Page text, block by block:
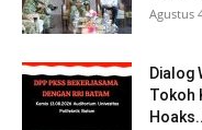
Agustus
Dialog
Tokoh